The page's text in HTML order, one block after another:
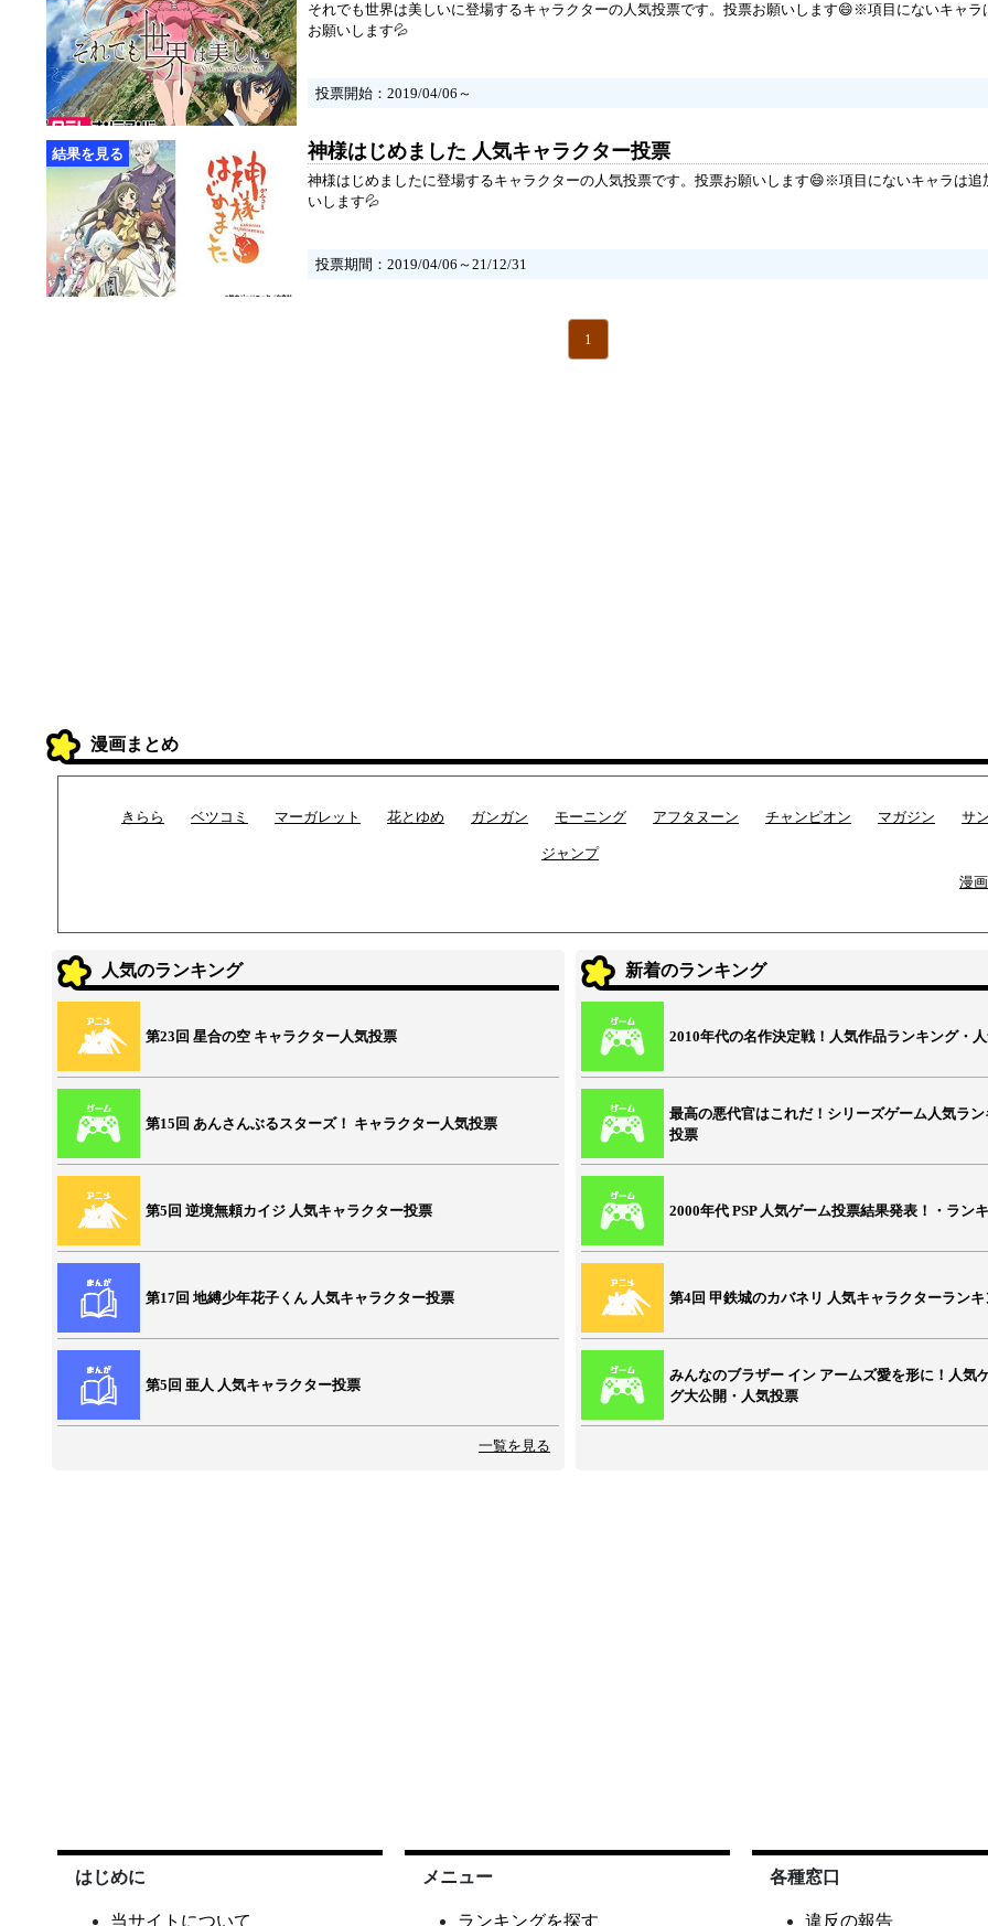
それでも世界は美しいに登場するキャラクターの人気投票です。投票お願いします😄※項目にないキャラ
お願いします💦
投票開始：2019/04/06～
神様はじめました 人気キャラクター投票
神様はじめましたに登場するキャラクターの人気投票です。投票お願いします😄※項目にないキャラは追
いします💦
投票期間：2019/04/06～21/12/31
1
漫画まとめ
きらら ベツコミ マーガレット 花とゆめ ガンガン モーニング アフタヌーン チャンピオン マガジン サ
ジャンプ
漫
人気のランキング
第23回 星合の空 キャラクター人気投票
第15回 あんさんぶるスターズ！ キャラクター人気投票
第5回 逆境無頼カイジ 人気キャラクター投票
第17回 地縛少年花子くん 人気キャラクター投票
第5回 亜人 人気キャラクター投票
一覧を見る
新着のランキング
2010年代の名作決定戦！人気作品ランキング・
最高の悪代官はこれだ！シリーズゲーム人気ラ
投票
2000年代 PSP 人気ゲーム投票結果発表！・ラン
第4回 甲鉄城のカバネリ 人気キャラクターランキ
みんなのブラザー イン アームズ愛を形に！人気
グ大公開・人気投票
はじめに
当サイトについて
メニュー
ランキングを探す
各種窓口
違反の報告